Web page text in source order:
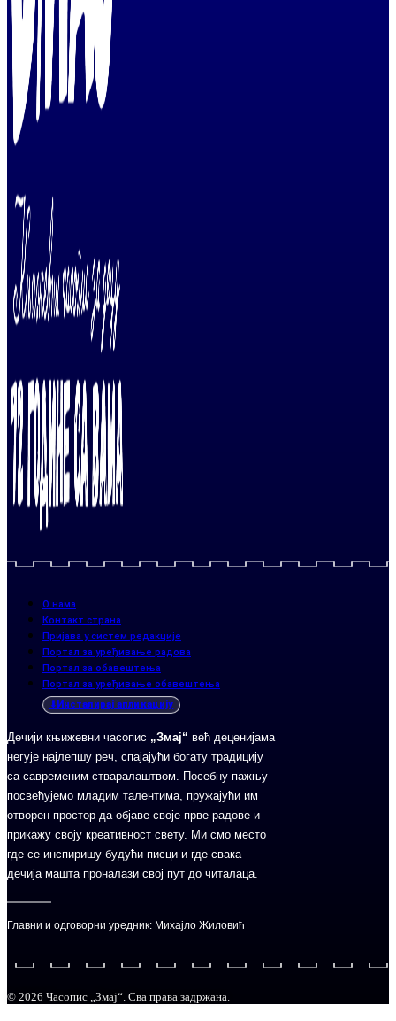
О нама
Контакт страна
Пријава у систем редакције
Портал за уређивање радова
Портал за обавештења
Портал за уређивање обавештења
Инсталирај апликацију
Дечији књижевни часопис „Змај“ већ деценијама
негује најлепшу реч, спајајући богату традицију
са савременим стваралаштвом. Посебну пажњу
посвећујемо младим талентима, пружајући им
отворен простор да објаве своје прве радове и
прикажу своју креативност свету. Ми смо место
где се инспиришу будући писци и где свака
дечија машта проналази свој пут до читалаца.
Главни и одговорни уредник: Михајло Жиловић
© 2026 Часопис „Змај“. Сва права задржана.